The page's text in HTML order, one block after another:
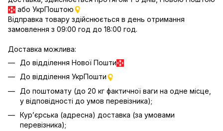
або УкрПоштою
Відправка товару здійснюється в день отримання
замовлення з 09:00 год до 18:00 год.
Доставка можлива:
До відділення Нової Пошти
До відділення УкрПошти
До поштомату (до 20 кг фактичної ваги на одне місце,
у відповідності до умов перевізника);
Кур’єрська (адресна) доставка (за умовами
перевізника);